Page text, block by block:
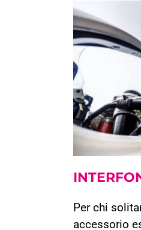
Per chi
accessorio